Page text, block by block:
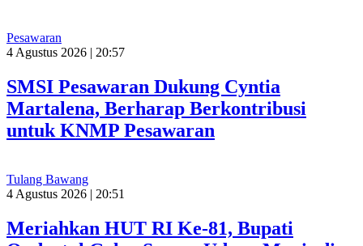
Pesawaran
4 Agustus 2026 | 20:57
SMSI Pesawaran Dukung Cyntia
Martalena, Berharap Berkontribusi
untuk KNMP Pesawaran
Tulang Bawang
4 Agustus 2026 | 20:51
Meriahkan HUT RI Ke-81, Bupati